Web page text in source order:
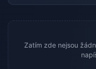
Zatím zde nejsou